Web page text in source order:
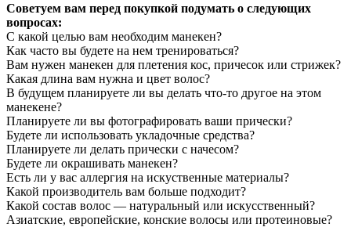
Советуем вам перед покупкой подумать о следующих
вопросах:
С какой целью вам необходим манекен?
Как часто вы будете на нем тренироваться?
Вам нужен манекен для плетения кос, причесок или стрижек?
Какая длина вам нужна и цвет волос?
В будущем планируете ли вы делать что-то другое на этом
манекене?
Планируете ли вы фотографировать ваши прически?
Будете ли использовать укладочные средства?
Планируете ли делать прически с начесом?
Будете ли окрашивать манекен?
Есть ли у вас аллергия на искуственные материалы?
Какой производитель вам больше подходит?
Какой состав волос — натуральный или искусственный?
Азиатские, европейские, конские волосы или протеиновые?